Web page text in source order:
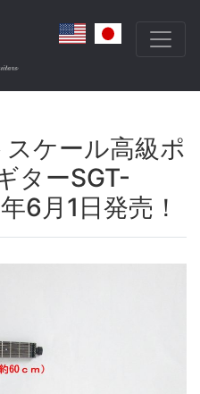
ケール高級ポ
ターSGT-
6月1日発売！